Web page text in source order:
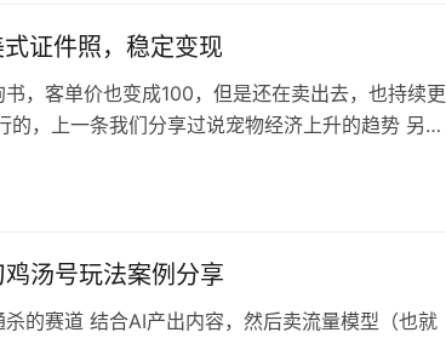
证件照，稳定变现
，客单价也变成100，但是还在卖出去，也持续更
的，上一条我们分享过说宠物经济上升的趋势 另一
人好，看病比人花钱多，而且宠物主人也心甘情
汤号玩法案例分享
的赛道 结合AI产出内容，然后卖流量模型（也就